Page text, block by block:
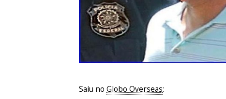
Saiu noGlobo Overseas: